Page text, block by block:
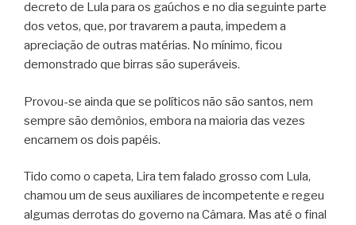
decreto de Lula para os gaúchos e no dia seguinte parte
dos vetos, que, por travarem a pauta, impedem a
apreciação de outras matérias. No mínimo, ficou
demonstrado que birras são superáveis.
Provou-se ainda que se políticos não são santos, nem
sempre são demônios, embora na maioria das vezes
encarnem os dois papéis.
Tido como o capeta, Lira tem falado grosso com Lula,
chamou um de seus auxiliares de incompetente e regeu
algumas derrotas do governo na Câmara. Mas até o final